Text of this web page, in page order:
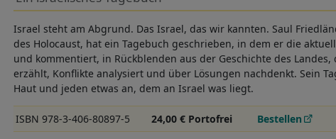
Israel steht am Abgrund. Das Israel, das wir kannten. Saul
des Holocaust, hat ein Tagebuch geschrieben, in dem er die
und kommentiert, in Rückblenden aus der Geschichte des
erzählt, Konflikte analysiert und über Lösungen nachdenkt. Sein
Haut und jeden etwas an, dem an Israel was liegt.
ISBN 978-3-406-80897-5 24,00 € Portofrei Bestellen